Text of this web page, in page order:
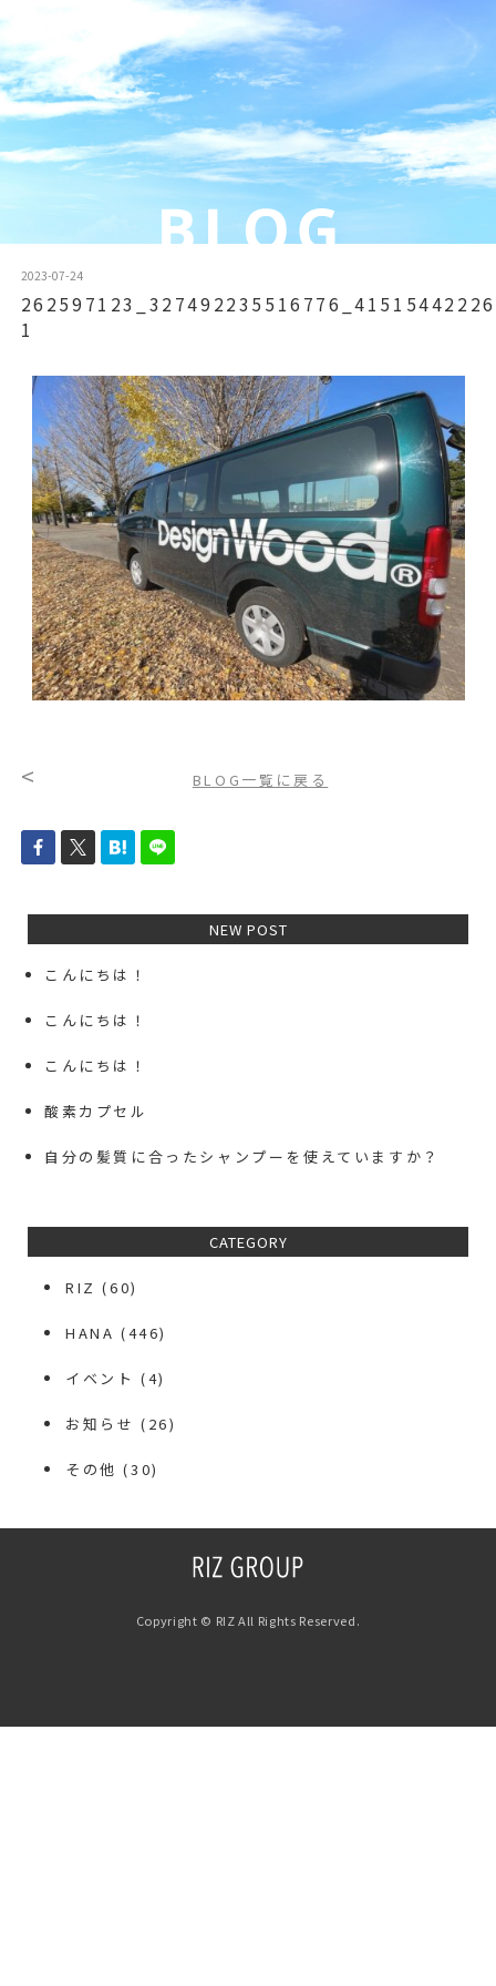
2023-07-24
1
< BLOG一覧に戻る
NEW POST
こんにちは！
こんにちは！
こんにちは！
酸素カプセル
自分の髪質に合ったシャンプーを使えていますか？
CATEGORY
RIZ (60)
HANA (446)
イベント (4)
お知らせ (26)
その他 (30)
Copyright © RIZ All Rights Reserved.